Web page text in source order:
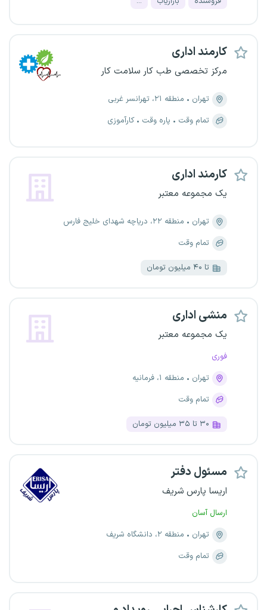
کارمند اداری
مرکز تخصصی طب کار سلامت کار
تهران
منطقه ۲۱، تهرانسر غربی
تمام وقت
پاره وقت کارآموزی
کارمند اداری
یک مجموعه معتبر
تهران
منطقه ۲۲، دریاچه شهدای خلیج فارس
تمام وقت
تا ۴۰ میلیون تومان
منشی اداری
یک مجموعه معتبر
فوری
تهران
منطقه ۱، فرمانیه
تمام وقت
۳۰ تا ۳۵ میلیون تومان
مسئول دفتر
اریسا پارس شریف
ارسال آسان
تهران
منطقه ۲، دانشگاه شریف
تمام وقت